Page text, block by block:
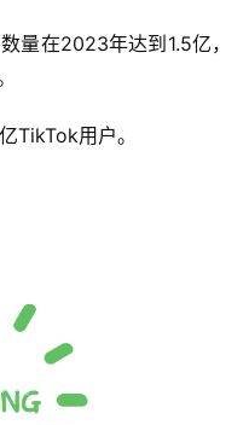
量在2023年达到1.5亿，
TikTok用户。